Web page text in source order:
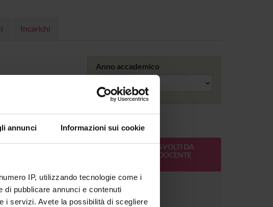
annunci Informazioni sui cookie
IP, utilizzando tecnologie come i
pubblicare annunci e contenuti
i servizi. Avete la possibilità di scegliere
Incarichi
Anno accademico
CREDITI
ONLINE
CREDITI
MODULI SVOLTI DA
QUESTO DOCENTE
9 9